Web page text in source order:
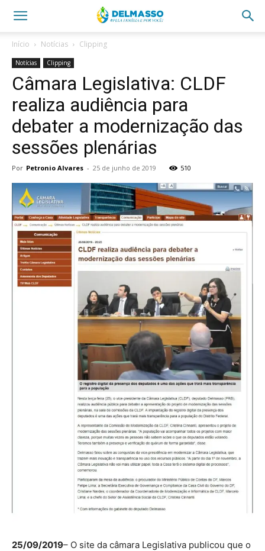
Início Notícias Clipping
Notícias Clipping
Câmara Legislativa: CLDF
realiza audiência para
debater a modernização das
sessões plenárias
Por Petronio Alvares - 25 de junho de 2019 510
25/09/2019– O site da câmara Legislativa publicou que o